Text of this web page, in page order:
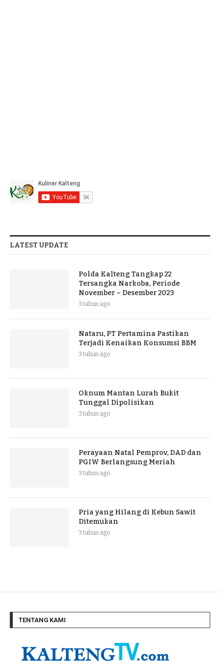
LATEST UPDATE
Polda Kalteng Tangkap 22
Tersangka Narkoba, Periode
November – Desember 2023
3 tahun ago
Nataru, PT Pertamina Pastikan
Terjadi Kenaikan Konsumsi BBM
3 tahun ago
Oknum Mantan Lurah Bukit
Tunggal Dipolisikan
3 tahun ago
Perayaan Natal Pemprov, DAD dan
PGIW Berlangsung Meriah
3 tahun ago
Pria yang Hilang di Kebun Sawit
Ditemukan
3 tahun ago
TENTANG KAMI